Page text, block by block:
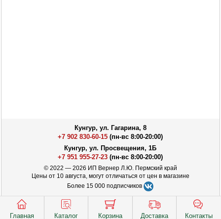
Главная Каталог Корзина Доставка Контакты
Кунгур, ул. Гагарина, 8
+7 902 830-60-15 (пн-вс 8:00-20:00)
Кунгур, ул. Просвещения, 1Б
+7 951 955-27-23 (пн-вс 8:00-20:00)
© 2022 — 2026 ИП Вернер Л.Ю. Пермский край
Цены от 10 августа, могут отличаться от цен в магазине
Более 15 000 подписчиков